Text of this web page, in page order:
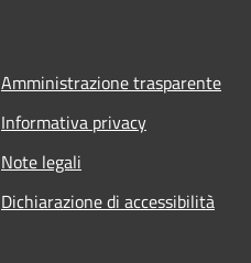
Amministrazione trasparente
Informativa privacy
Note legali
Dichiarazione di accessibilità